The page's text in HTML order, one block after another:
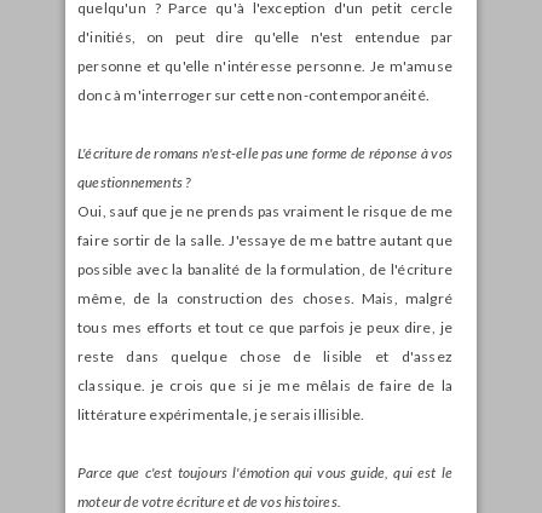
quelqu'un ? Parce qu'à l'exception d'un petit cercle
d'initiés, on peut dire qu'elle n'est entendue par
personne et qu'elle n'intéresse personne. Je m'amuse
donc à m'interroger sur cette non-contemporanéité.
L'écriture de romans n'est-elle pas une forme de réponse à vos
questionnements ?
Oui, sauf que je ne prends pas vraiment le risque de me
faire sortir de la salle. J'essaye de me battre autant que
possible avec la banalité de la formulation, de l'écriture
même, de la construction des choses. Mais, malgré
tous mes efforts et tout ce que parfois je peux dire, je
reste dans quelque chose de lisible et d'assez
classique. je crois que si je me mêlais de faire de la
littérature expérimentale, je serais illisible.
Parce que c'est toujours l'émotion qui vous guide, qui est le
moteur de votre écriture et de vos histoires.